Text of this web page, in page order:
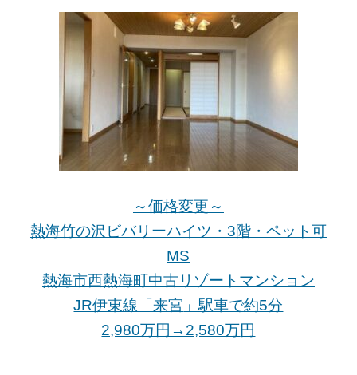
～価格変更～
熱海竹の沢ビバリーハイツ・3階・ペット可
MS
熱海市西熱海町中古リゾートマンション
JR伊東線「来宮 」駅車で約5分
2,980万円→2,580万円